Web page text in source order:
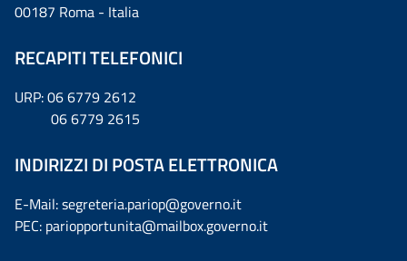
00187 Roma - Italia
RECAPITI TELEFONICI
URP: 06 6779 2612
06 6779 2615
INDIRIZZI DI POSTA ELETTRONICA
E-Mail: segreteria.pariop@governo.it
PEC: pariopportunita@mailbox.governo.it